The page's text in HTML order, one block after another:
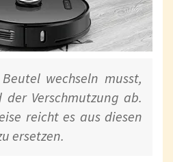
wechseln musst,
Verschmutzung ab.
reicht es aus diesen
ersetzen.